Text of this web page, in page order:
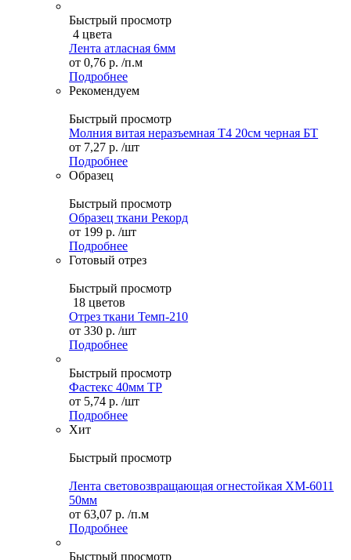
Быстрый просмотр
4 цвета
Лента атласная 6мм
от 0,76 р. /п.м
Подробнее
Рекомендуем
Быстрый просмотр
Молния витая неразъемная Т4 20см черная БТ
от 7,27 р. /шт
Подробнее
Образец
Быстрый просмотр
Образец ткани Рекорд
от 199 р. /шт
Подробнее
Готовый отрез
Быстрый просмотр
18 цветов
Отрез ткани Темп-210
от 330 р. /шт
Подробнее
Быстрый просмотр
Фастекс 40мм ТР
от 5,74 р. /шт
Подробнее
Хит
Быстрый просмотр
Лента световозвращающая огнестойкая XM-6011
50мм
от 63,07 р. /п.м
Подробнее
Быстрый просмотр